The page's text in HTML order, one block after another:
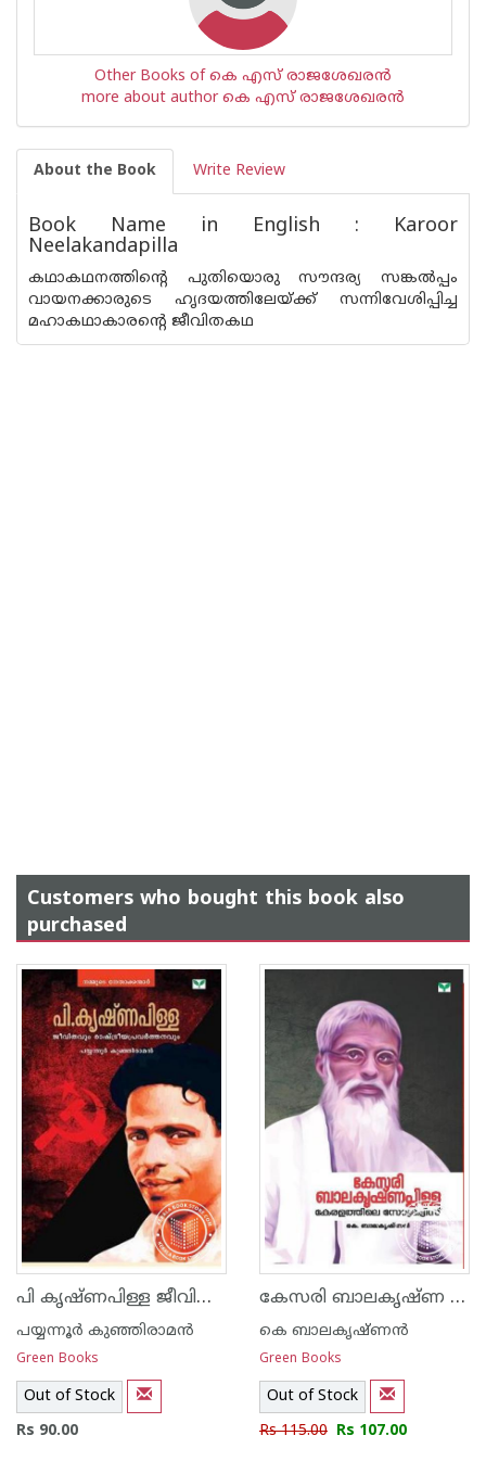
Other Books of കെ എസ് രാജശേഖരന്‍
more about author കെ എസ് രാജശേഖരന്‍
About the Book Write Review
Book Name in English : Karoor
Neelakandapilla
കഥാകഥനത്തിന്റെ പുതിയൊരു സൗന്ദര്യ സങ്കല്‍പ്പം
വായനക്കാരുടെ ഹൃദയത്തിലേയ്ക്ക് സന്നിവേശിപ്പിച്ച
മഹാകഥാകാരന്റെ ജീവിതകഥ
Customers who bought this book also
purchased
പി കൃഷ്ണപിള്ള ജീവിതവും രാഷ്ടീയ പ്രവര്‍ത്തനവും
പയ്യന്നൂര്‍ കുഞ്ഞിരാമന്‍
Green Books
Out of Stock
Rs 90.00
കേസരി ബാലകൃഷ്ണ പിള്ള കേരളത്തിലെ സോക്രട്ടീസ്
കെ ബാലകൃഷ്ണന്‍
Green Books
Out of Stock
Rs 115.00 Rs 107.00